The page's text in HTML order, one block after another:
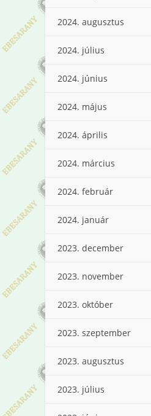
2024. augusztus
2024. július
2024. június
2024. május
2024. április
2024. március
2024. február
2024. január
2023. december
2023. november
2023. október
2023. szeptember
2023. augusztus
2023. július